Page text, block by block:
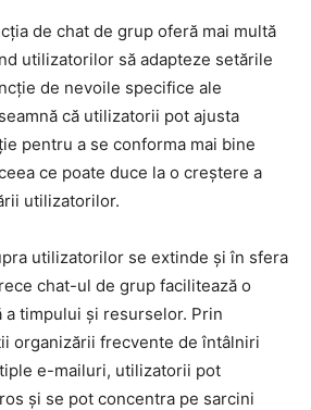
de chat de grup oferă mai multă
utilizatorilor să adapteze setările
de nevoile specifice ale
că utilizatorii pot ajusta
pentru a se conforma mai bine
ce poate duce la o creștere a
utilizatorilor.
utilizatorilor se extinde și în sfera
chat-ul de grup facilitează o
a timpului și resurselor. Prin
organizării frecvente de întâlniri
e-mailuri, utilizatorii pot
și se pot concentra pe sarcini